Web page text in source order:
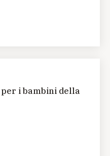
i bambini della